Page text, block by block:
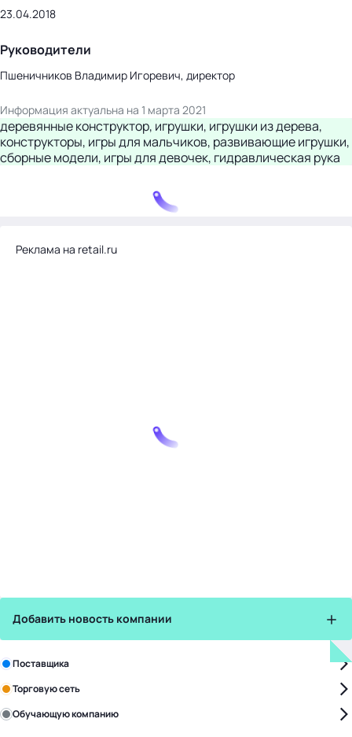
23.04.2018
Руководители
Пшеничников Владимир Игоревич, директор
Информация актуальна на 1 марта 2021
деревянные конструктор, игрушки, игрушки из дерева,
конструкторы, игры для мальчиков, развивающие игрушки,
сборные модели, игры для девочек, гидравлическая рука
Реклама на retail.ru
Добавить новость компании
Зарегистрируйте в бизнес-центре:
Поставщика
Торговую сеть
Обучающую компанию